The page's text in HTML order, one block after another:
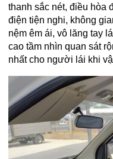
thanh sắc nét, điều hòa
điện tiện nghi, không
nệm êm ái, vô lăng tay
cao tầm nhìn quan sát
nhất cho người lái khi